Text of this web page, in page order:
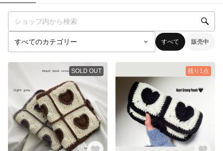
すべて 販売中
SOLD OUT 残り1点